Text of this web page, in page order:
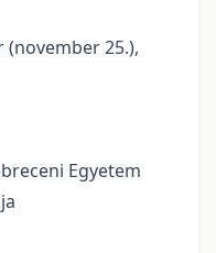
(november 25.),
Egyetem